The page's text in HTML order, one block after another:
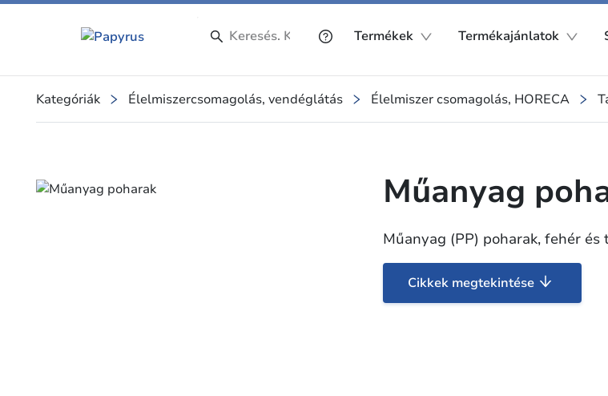
Termékek Termékajánlatok
Kategóriák Élelmiszercsomagolás, vendéglátás Élelmiszer csomagolás, HORECA
Slide 1 of 1 Műanyag
Műanyag (PP) poharak, fehér
Cikkek megtekintése